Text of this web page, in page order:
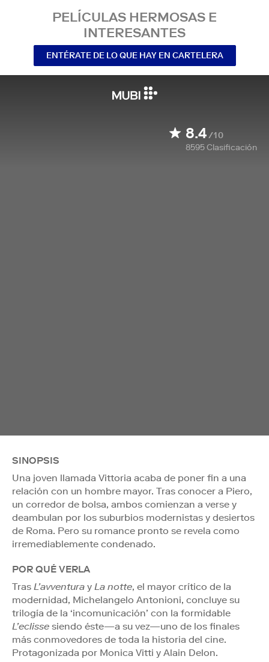
PELÍCULAS HERMOSAS E
INTERESANTES
ENTÉRATE DE LO QUE HAY EN CARTELERA
8.4/10
8595Clasificación
SINOPSIS
Una joven llamada Vittoria acaba de poner fin a una
relación con un hombre mayor. Tras conocer a Piero,
un corredor de bolsa, ambos comienzan a verse y
deambulan por los suburbios modernistas y desiertos
de Roma. Pero su romance pronto se revela como
irremediablemente condenado.
POR QUÉ VERLA
Tras L’avventura y La notte, el mayor crítico de la
modernidad, Michelangelo Antonioni, concluye su
trilogía de la ‘incomunicación’ con la formidable
L’eclisse siendo éste—a su vez—uno de los finales
más conmovedores de toda la historia del cine.
Protagonizada por Monica Vitti y Alain Delon.